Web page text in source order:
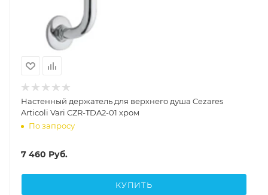
Настенный держатель для верхнего душа Cezares
Articoli Vari CZR-TDA2-01 хром
По запросу
7 460 Руб.
КУПИТЬ